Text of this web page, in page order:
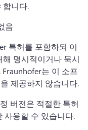
합니다.
음
특허를 포함하되 이
명시적이거나 묵시
Fraunhofer는 이 소프
제공하지 않습니다.
버전은 적절한 특허
사용할 수 있습니다.